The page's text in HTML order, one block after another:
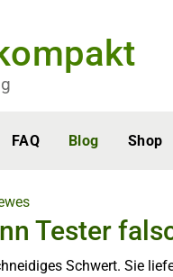
FAQ Blog Shop
Tester
Schwert. Sie